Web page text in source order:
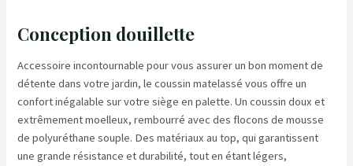
Conception douillette
Accessoire incontournable pour vous assurer un bon moment de
détente dans votre jardin, le coussin matelassé vous offre un
confort inégalable sur votre siège en palette. Un coussin doux et
extrêmement moelleux, rembourré avec des flocons de mousse
de polyuréthane souple. Des matériaux au top, qui garantissent
une grande résistance et durabilité, tout en étant légers,